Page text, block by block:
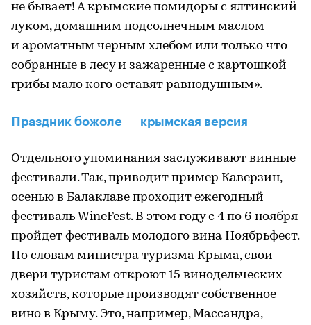
не бывает! А крымские помидоры с ялтинский
луком, домашним подсолнечным маслом
и ароматным черным хлебом или только что
собранные в лесу и зажаренные с картошкой
грибы мало кого оставят равнодушным».
Праздник божоле — крымская версия
Отдельного упоминания заслуживают винные
фестивали. Так, приводит пример Каверзин,
осенью в Балаклаве проходит ежегодный
фестиваль WineFest. В этом году с 4 по 6 ноября
пройдет фестиваль молодого вина Ноябрьфест.
По словам министра туризма Крыма, свои
двери туристам откроют 15 винодельческих
хозяйств, которые производят собственное
вино в Крыму. Это, например, Массандра,